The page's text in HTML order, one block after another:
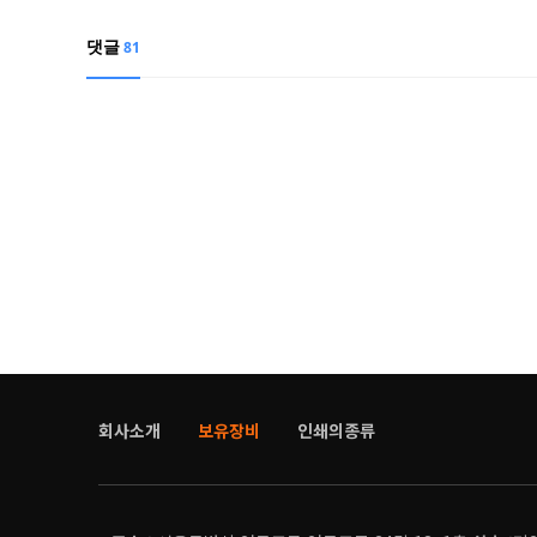
댓글81
회사소개 보유장비 인쇄의종류